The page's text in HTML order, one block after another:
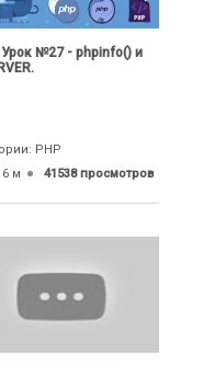
Урок №27 - phpinfo() и
PHP
6 м
41538 просмотров